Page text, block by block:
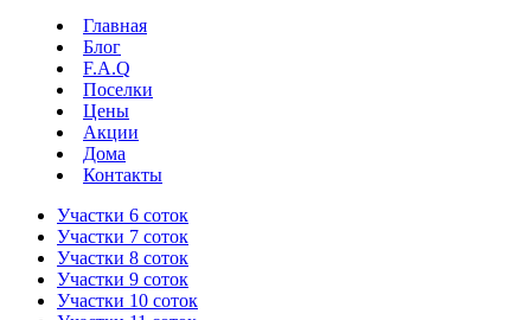
Главная
Блог
F.A.Q
Поселки
Цены
Акции
Дома
Контакты
Участки 6 соток
Участки 7 соток
Участки 8 соток
Участки 9 соток
Участки 10 соток